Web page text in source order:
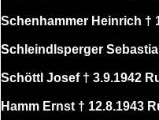
Schenhammer Heinrich †
Schleindlsperger
Schöttl Josef † 3.9.1942
Hamm Ernst † 12.8.1943